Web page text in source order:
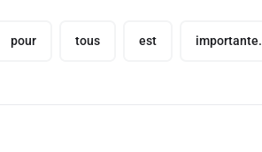
pour tous est importante.